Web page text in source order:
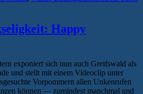
Happy
exponiert sich nun auch Greifswald als
und stellt mit einem Videoclip unter
Vorpommern allen Unkenrufen
können — zumindest manchmal und